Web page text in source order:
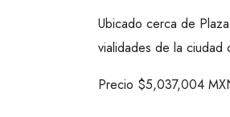
Ubicado cerca de
vialidades de la ciudad
Precio $5,037,004